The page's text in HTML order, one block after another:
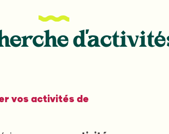
vos activités de